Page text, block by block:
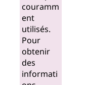
couramm
ent
utilisés.
Pour
obtenir
des
informati